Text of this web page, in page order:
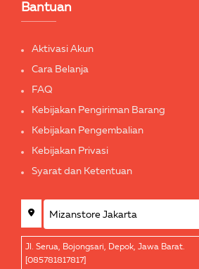
Bantuan
Aktivasi Akun
Cara Belanja
FAQ
Kebijakan Pengiriman Barang
Kebijakan Pengembalian
Kebijakan Privasi
Syarat dan Ketentuan
Jl. Serua, Bojongsari, Depok, Jawa Barat.
[085781817817]